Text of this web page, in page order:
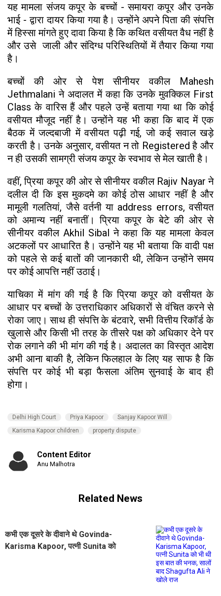
यह मामला संजय कपूर के बच्चों - समायरा कपूर और उनके
भाई - द्वारा दायर किया गया है। उन्होंने अपने पिता की संपत्ति
में हिस्सा मांगते हुए दावा किया है कि कथित वसीयत वैध नहीं है
और उसे जाली और संदिग्ध परिस्थितियों में तैयार किया गया
है।
बच्चों की ओर से पेश सीनीयर वकील Mahesh
Jethmalani ने अदालत में कहा कि उनके मुवक्किल First
Class के वारिस हैं और पहले उन्हें बताया गया था कि कोई
वसीयत मौजूद नहीं है। उन्होंने यह भी कहा कि बाद में एक
बैठक में जल्दबाजी में वसीयत पढ़ी गई, जो कई सवाल खड़े
करती है। उनके अनुसार, वसीयत न तो Registered है और
न ही उसकी सामग्री संजय कपूर के स्वभाव से मेल खाती है।
वहीं, प्रिया कपूर की ओर से सीनीयर वकील Rajiv Nayar ने
दलील दी कि इस मुकदमे का कोई ठोस आधार नहीं है और
मामूली गलतियां, जैसे वर्तनी या address errors, वसीयत
को अमान्य नहीं बनातीं। प्रिया कपूर के बेटे की ओर से
सीनीयर वकील Akhil Sibal ने कहा कि यह मामला केवल
अटकलों पर आधारित है। उन्होंने यह भी बताया कि वादी पक्ष
को पहले से कई बातों की जानकारी थी, लेकिन उन्होंने समय
पर कोई आपत्ति नहीं उठाई।
याचिका में मांग की गई है कि प्रिया कपूर को वसीयत के
आधार पर बच्चों के उत्तराधिकार अधिकारों से वंचित करने से
रोका जाए। साथ ही संपत्ति के बंटवारे, सभी वित्तीय रिकॉर्ड के
खुलासे और किसी भी तरह के तीसरे पक्ष को अधिकार देने पर
रोक लगाने की भी मांग की गई है। अदालत का विस्तृत आदेश
अभी आना बाकी है, लेकिन फिलहाल के लिए यह साफ है कि
संपत्ति पर कोई भी बड़ा फैसला अंतिम सुनवाई के बाद ही
होगा।
Delhi High Court Priya Kapoor
Sanjay Kapoor Will
Karisma Kapoor children
property dispute
Content Editor
Anu Malhotra
Related News
कभी एक दूसरे के दीवाने थे Govinda-
Karisma Kapoor, पत्नी Sunita को